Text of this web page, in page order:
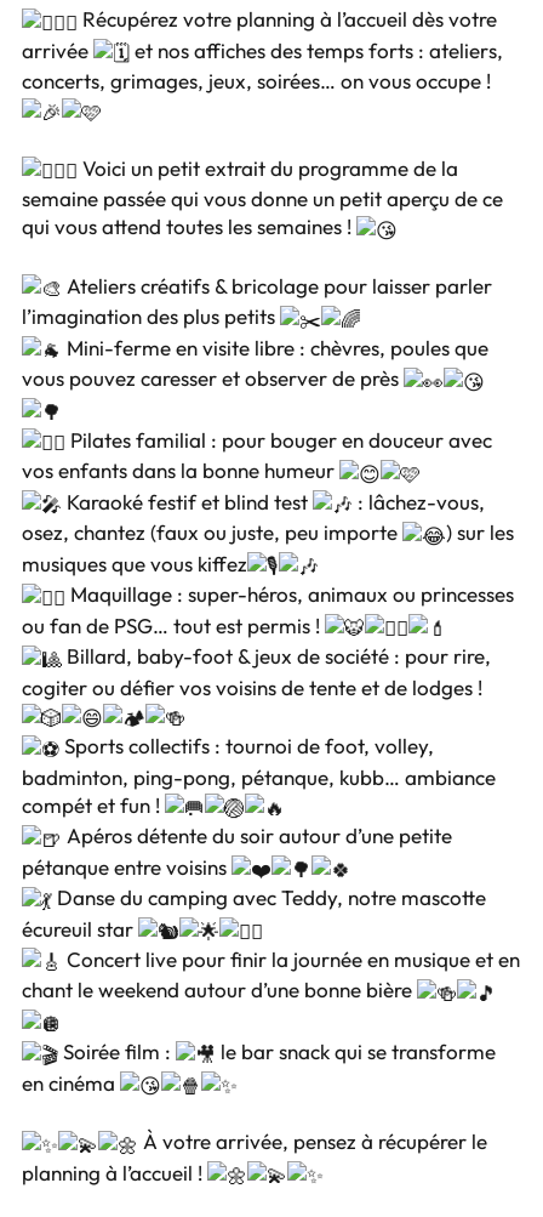
Récupérez votre planning à l’accueil dès votre
arrivée
et nos affiches des temps forts : ateliers,
concerts, grimages, jeux, soirées… on vous occupe !
Voici un petit extrait du programme de la
semaine passée qui vous donne un petit aperçu de ce
qui vous attend toutes les semaines !
Ateliers créatifs & bricolage pour laisser parler
l’imagination des plus petits
Mini-ferme en visite libre : chèvres, poules que
vous pouvez caresser et observer de près
Pilates familial : pour bouger en douceur avec
vos enfants dans la bonne humeur
Karaoké festif et blind test
: lâchez-vous,
osez, chantez (faux ou juste, peu importe
) sur les
musiques que vous kiffez
Maquillage : super-héros, animaux ou princesses
ou fan de PSG… tout est permis !
Billard, baby-foot & jeux de société : pour rire,
cogiter ou défier vos voisins de tente et de lodges !
Sports collectifs : tournoi de foot, volley,
badminton, ping-pong, pétanque, kubb… ambiance
compét et fun !
Apéros détente du soir autour d’une petite
pétanque entre voisins
Danse du camping avec Teddy, notre mascotte
écureuil star
Concert live pour finir la journée en musique et en
chant le weekend autour d’une bonne bière
Soirée film :
le bar snack qui se transforme
en cinéma
À votre arrivée, pensez à récupérer le
planning à l’accueil !